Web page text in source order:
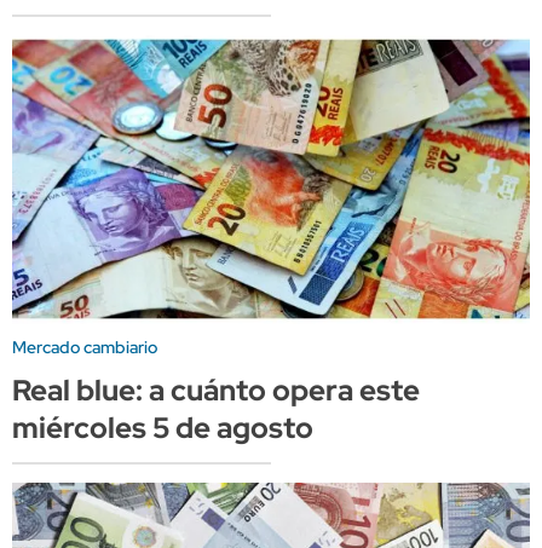
Mercado cambiario
Real blue: a cuánto opera este
miércoles 5 de agosto